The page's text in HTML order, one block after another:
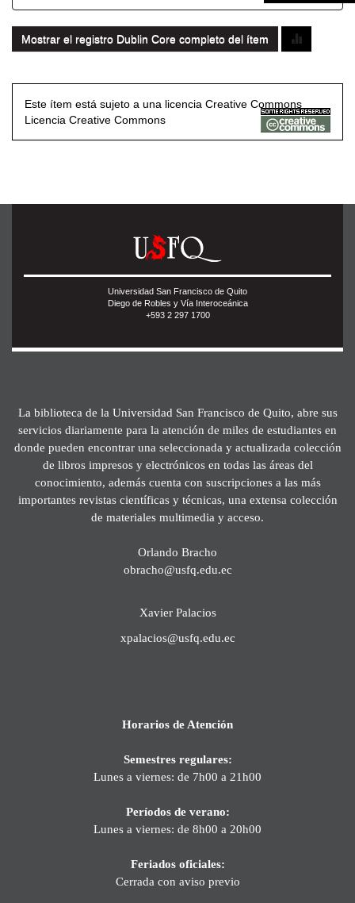
Mostrar el registro Dublin Core completo del ítem
Este ítem está sujeto a una licencia Creative Commons
Licencia Creative Commons
Universidad San Francisco de Quito
Diego de Robles y Vía Interoceánica
+593 2 297 1700
La biblioteca de la Universidad San Francisco de Quito, abre sus
servicios diariamente para la atención de miles de estudiantes en
donde pueden encontrar una seleccionada y actualizada colección
de libros impresos y electrónicos en todas las áreas del
conocimiento, además cuenta con suscripciones a las más
importantes revistas científicas y técnicas, una extensa colección
de materiales multimedia y acceso.
Orlando Bracho
obracho@usfq.edu.ec
Xavier Palacios
xpalacios@usfq.edu.ec
Horarios de Atención
Semestres regulares:
Lunes a viernes: de 7h00 a 21h00
Períodos de verano:
Lunes a viernes: de 8h00 a 20h00
Feriados oficiales:
Cerrada con aviso previo